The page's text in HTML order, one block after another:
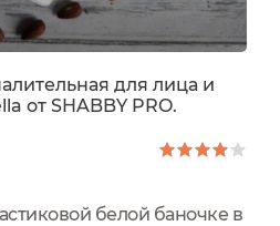
для лица и
от SHABBY PRO.
белой баночке в